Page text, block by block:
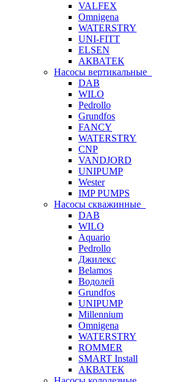
VALFEX
Omnigena
WATERSTRY
UNI-FITT
ELSEN
АКВАТЕК
Насосы вертикальные
DAB
WILO
Pedrollo
Grundfos
FANCY
WATERSTRY
CNP
VANDJORD
UNIPUMP
Wester
IMP PUMPS
Насосы скважинные
DAB
WILO
Aquario
Pedrollo
Джилекс
Belamos
Водолей
Grundfos
UNIPUMP
Millennium
Omnigena
WATERSTRY
ROMMER
SMART Install
АКВАТЕК